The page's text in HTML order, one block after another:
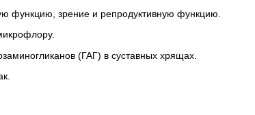
функцию, зрение и репродуктивную функцию.
(ГАГ) в суставных хрящах.